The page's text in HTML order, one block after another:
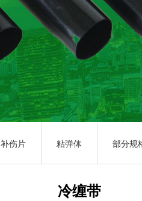
补伤片 粘弹体 部分规
冷缠带